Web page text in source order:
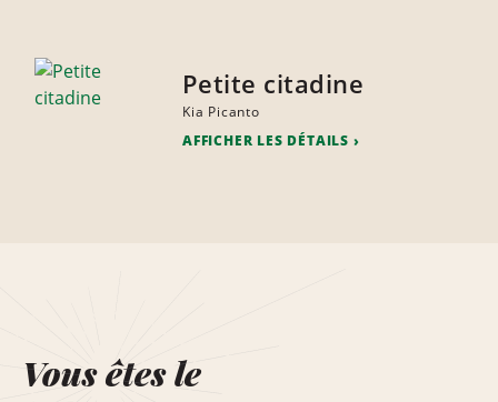
Petite citadine
Kia Picanto
AFFICHER LES DÉTAILS
Vous êtes le